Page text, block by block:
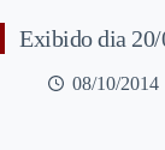
Exibido dia
08/10/2014